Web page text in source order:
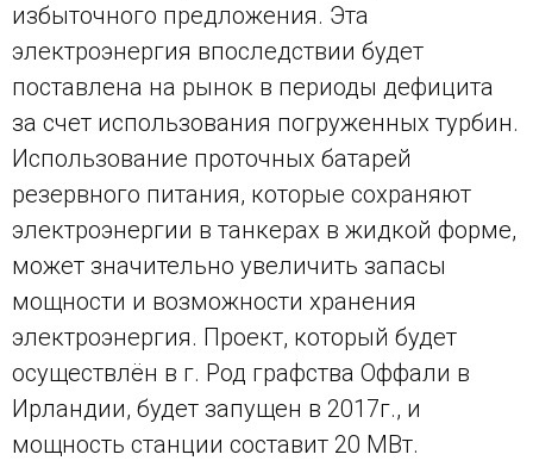
избыточного предложения. Эта
электроэнергия впоследствии будет
поставлена на рынок в периоды дефицита
за счет использования погруженных турбин.
Использование проточных батарей
резервного питания, которые сохраняют
электроэнергии в танкерах в жидкой форме,
может значительно увеличить запасы
мощности и возможности хранения
электроэнергия. Проект, который будет
осуществлён в г. Род графства Оффали в
Ирландии, будет запущен в 2017г., и
мощность станции составит 20 МВт.